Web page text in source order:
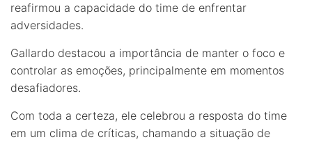
reafirmou a capacidade do time de enfrentar
adversidades.
Gallardo destacou a importância de manter o foco e
controlar as emoções, principalmente em momentos
desafiadores.
Com toda a certeza, ele celebrou a resposta do time
em um clima de críticas, chamando a situação de